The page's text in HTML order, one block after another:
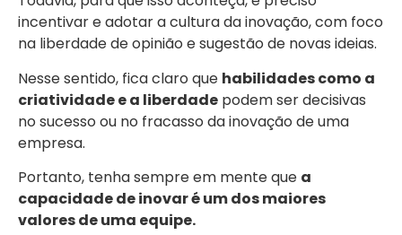
incentivar e adotar a cultura da inovação, com foco
na liberdade de opinião e sugestão de novas ideias.
Nesse sentido, fica claro que habilidades como a
criatividade e a liberdade podem ser decisivas
no sucesso ou no fracasso da inovação de uma
empresa.
Portanto, tenha sempre em mente que a
capacidade de inovar é um dos maiores
valores de uma equipe.